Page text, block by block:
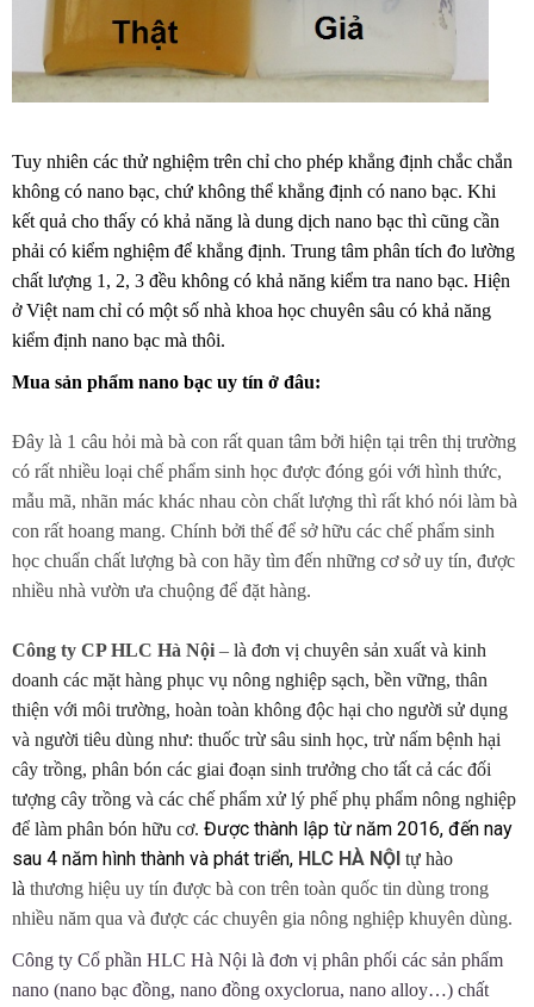
Tuy nhiên các thử nghiệm trên chỉ cho phép khẳng định chắc chắn
không có nano bạc, chứ không thể khẳng định có nano bạc. Khi
kết quả cho thấy có khả năng là dung dịch nano bạc thì cũng cần
phải có kiểm nghiệm để khẳng định. Trung tâm phân tích đo lường
chất lượng 1, 2, 3 đều không có khả năng kiểm tra nano bạc. Hiện
ở Việt nam chỉ có một số nhà khoa học chuyên sâu có khả năng
kiểm định nano bạc mà thôi.
Mua sản phẩm nano bạc uy tín ở đâu:
Đây là 1 câu hỏi mà bà con rất quan tâm bởi hiện tại trên thị trường
có rất nhiều loại chế phẩm sinh học được đóng gói với hình thức,
mẫu mã, nhãn mác khác nhau còn chất lượng thì rất khó nói làm bà
con rất hoang mang. Chính bởi thế để sở hữu các chế phẩm sinh
học chuẩn chất lượng bà con hãy tìm đến những cơ sở uy tín, được
nhiều nhà vườn ưa chuộng để đặt hàng.
Công ty CP HLC Hà Nội – là đơn vị chuyên sản xuất và kinh
doanh các mặt hàng phục vụ nông nghiệp sạch, bền vững, thân
thiện với môi trường, hoàn toàn không độc hại cho người sử dụng
và người tiêu dùng như: thuốc trừ sâu sinh học, trừ nấm bệnh hại
cây trồng, phân bón các giai đoạn sinh trưởng cho tất cả các đối
tượng cây trồng và các chế phẩm xử lý phế phụ phẩm nông nghiệp
để làm phân bón hữu cơ. Được thành lập từ năm 2016, đến nay
sau 4 năm hình thành và phát triển, HLC HÀ NỘI tự hào
là thương hiệu uy tín được bà con trên toàn quốc tin dùng trong
nhiều năm qua và được các chuyên gia nông nghiệp khuyên dùng.
Công ty Cổ phần HLC Hà Nội là đơn vị phân phối các sản phẩm
nano (nano bạc đồng, nano đồng oxyclorua, nano alloy…) chất